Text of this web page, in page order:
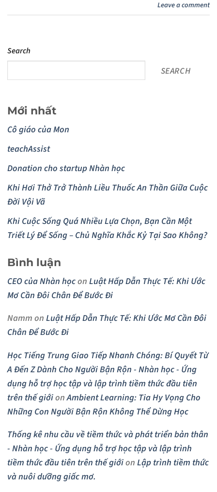
Leave a comment
Search
SEARCH
Mới nhất
Cô giáo của Mon
teachAssist
Donation cho startup Nhàn học
Khi Hơi Thở Trở Thành Liều Thuốc An Thần Giữa Cuộc
Đời Vội Vã
Khi Cuộc Sống Quá Nhiều Lựa Chọn, Bạn Cần Một
Triết Lý Để Sống – Chủ Nghĩa Khắc Kỷ Tại Sao Không?
Bình luận
CEO của Nhàn họconLuật Hấp Dẫn Thực Tế: Khi Ước
Mơ Cần Đôi Chân Để Bước Đi
NammonLuật Hấp Dẫn Thực Tế: Khi Ước Mơ Cần Đôi
Chân Để Bước Đi
Học Tiếng Trung Giao Tiếp Nhanh Chóng: Bí Quyết Từ
A Đến Z Dành Cho Người Bận Rộn - Nhàn học - Ứng
dụng hỗ trợ học tập và lập trình tiềm thức đầu tiên
trên thế giớionAmbient Learning: Tia Hy Vọng Cho
Những Con Người Bận Rộn Không Thể Dừng Học
Thống kê nhu cầu về tiềm thức và phát triển bản thân
- Nhàn học - Ứng dụng hỗ trợ học tập và lập trình
tiềm thức đầu tiên trên thế giớionLập trình tiềm thức
và nuôi dưỡng giấc mơ.